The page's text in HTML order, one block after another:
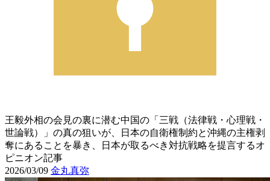
王毅外相の会見の裏に潜む中国の「三戦（法律戦・心理戦・
世論戦）」の真の狙いが、日本の自衛権制約と沖縄の主権剥
奪にあることを暴き、日本が取るべき対抗戦略を提言するオ
ピニオン記事
2026/03/09 金丸真弥